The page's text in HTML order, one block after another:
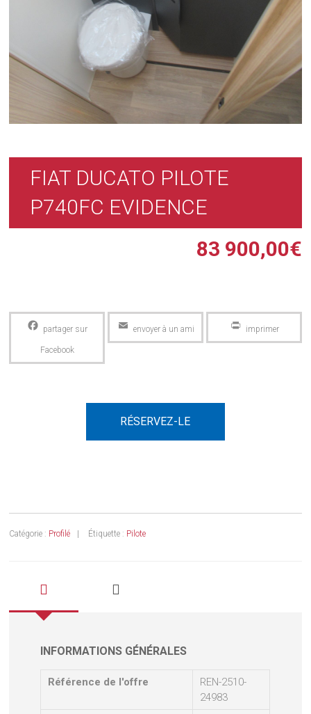
FIAT DUCATO PILOTE
P740FC EVIDENCE
83 900,00€
Facebook Email PrintFriendly
RÉSERVEZ-LE
Catégorie : Profilé Étiquette : Pilote
INFORMATIONS GÉNÉRALES
Référence de l'offre
REN-2510-
24983